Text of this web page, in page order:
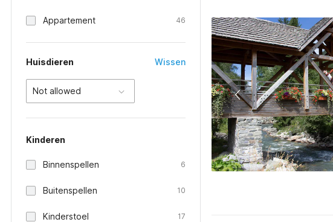
Appartement 46
Huisdieren Wissen
Not allowed
Kinderen
Binnenspellen 6
Buitenspellen 10
Kinderstoel 17